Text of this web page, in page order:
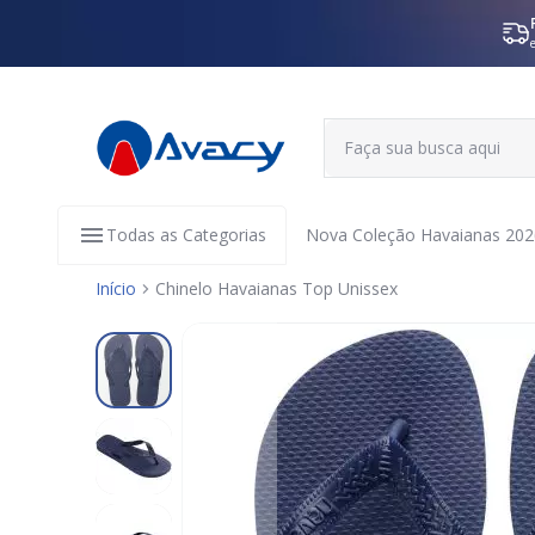
Todas as Categorias Nova Coleção Havaianas
Início
Chinelo Havaianas Top Unissex
Pular
para
o
final
da
Galeria